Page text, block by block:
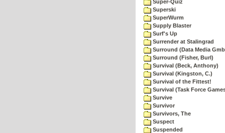
Super-Quiz
Superski
SuperWurm
Supply Blaster
Surf's Up
Surrender at Stalingrad
Surround (Data Media
Surround (Fisher, Burl)
Survival (Beck, Anthony)
Survival (Kingston, C.)
Survival of the Fittest!
Survival (Task Force
Survive
Survivor
Survivors, The
Suspect
Suspended